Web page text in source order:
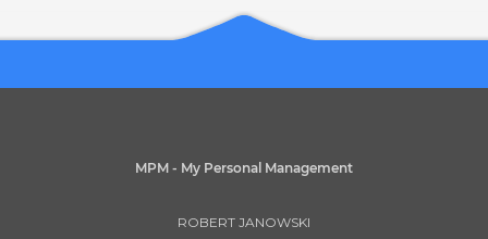
MPM - My Personal Management
ROBERT JANOWSKI